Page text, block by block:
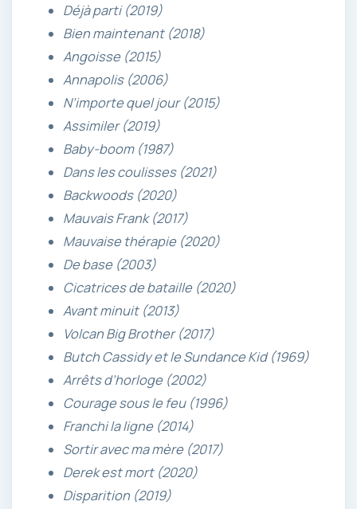
Déjà parti (2019)
Bien maintenant (2018)
Angoisse (2015)
Annapolis (2006)
N’importe quel jour (2015)
Assimiler (2019)
Baby-boom (1987)
Dans les coulisses (2021)
Backwoods (2020)
Mauvais Frank (2017)
Mauvaise thérapie (2020)
De base (2003)
Cicatrices de bataille (2020)
Avant minuit (2013)
Volcan Big Brother (2017)
Butch Cassidy et le Sundance Kid (1969)
Arrêts d’horloge (2002)
Courage sous le feu (1996)
Franchi la ligne (2014)
Sortir avec ma mère (2017)
Derek est mort (2020)
Disparition (2019)